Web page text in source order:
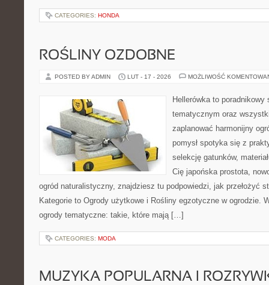
CATEGORIES: HONDA
ROŚLINY OZDOBNE
POSTED BY ADMIN LUT - 17 - 2026 MOŻLIWOŚĆ
Hellerówka to
tematycznym oraz
zaplanować harmonijny
pomysł spotyka się z
selekcję gatunków,
Cię japońska prostota,
ogród naturalistyczny, znajdziesz tu podpowiedzi, jak przełożyć
Kategorie to Ogrody użytkowe i Rośliny egzotyczne w ogrodzie.
ogrody tematyczne: takie, które mają […]
CATEGORIES: MODA
MUZYKA POPULARNA I